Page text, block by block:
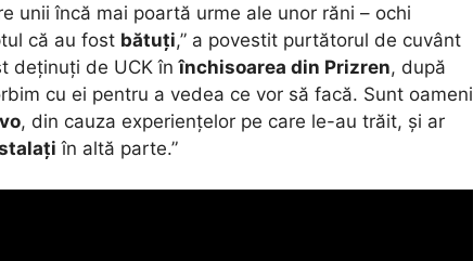
unii încă mai poartă urme ale unor răni – ochi
că au fost bătuți,” a povestit purtătorul de cuvânt
deținuți de UCK înînchisoarea din Prizren, după
cu ei pentru a vedea ce vor să facă. Sunt oameni
, din cauza experiențelor pe care le-au trăit, și ar
în altă parte.”